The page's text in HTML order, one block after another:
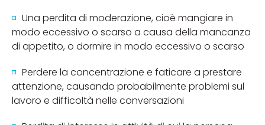
Una perdita di moderazione, cioè mangiare in
modo eccessivo o scarso a causa della mancanza
di appetito, o dormire in modo eccessivo o scarso
Perdere la concentrazione e faticare a prestare
attenzione, causando probabilmente problemi sul
lavoro e difficoltà nelle conversazioni